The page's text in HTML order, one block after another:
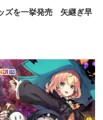
ズを一挙発売 矢継ぎ早